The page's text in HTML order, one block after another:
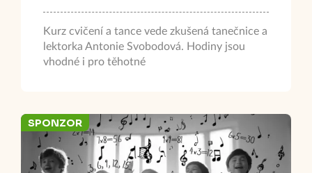
Kurz cvičení a tance vede zkušená tanečnice a
lektorka Antonie Svobodová. Hodiny jsou
vhodné i pro těhotné
SPONZOR